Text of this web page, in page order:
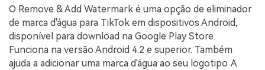
O Remove & Add Watermark é uma opção de eliminador
de marca d'água para TikTok em dispositivos Android,
disponível para download na Google Play Store.
Funciona na versão Android 4.2 e superior. Também
ajuda a adicionar uma marca d'água ao seu logotipo. A